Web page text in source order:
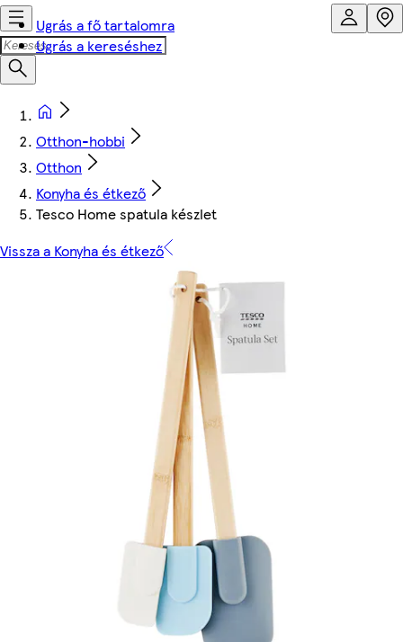
Ugrás a fő tartalomra
Ugrás a kereséshez
Otthon-hobbi
Otthon
Konyha és étkező
Tesco Home spatula készlet
Vissza a Konyha és étkező